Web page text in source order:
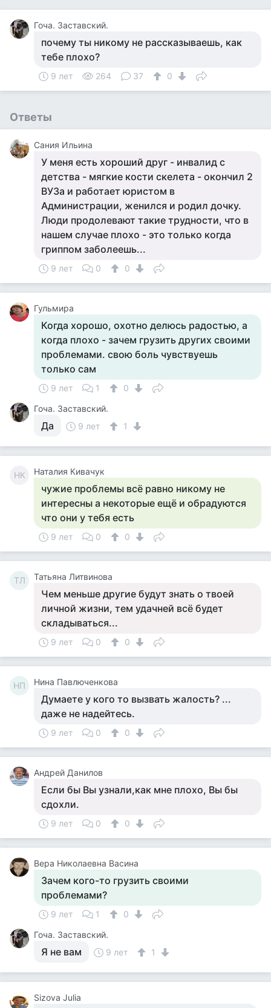
Гоча. Заставский.
почему ты никому не рассказываешь, как
тебе плохо?
9 лет 264 37 0
Ответы
Сания Ильина
У меня есть хороший друг - инвалид с
детства - мягкие кости скелета - окончил 2
ВУЗа и работает юристом в
Администрации, женился и родил дочку.
Люди продолевают такие трудности, что в
нашем случае плохо - это только когда
гриппом заболеешь...
9 лет 0 0
Гульмира
Когда хорошо, охотно делюсь радостью, а
когда плохо - зачем грузить других своими
проблемами. свою боль чувствуешь
только сам
9 лет 1
0
Гоча. Заставский.
Да 9 лет 1
НК Наталия Кивачук
чужие проблемы всё равно никому не
интересны а некоторые ещё и обрадуются
что они у тебя есть
9 лет 0 0
ТЛ Татьяна Литвинова
Чем меньше другие будут знать о твоей
личной жизни, тем удачней всё будет
складываться...
9 лет 0 0
НП Нина Павлюченкова
Думаете у кого то вызвать жалость? ...
даже не надейтесь.
9 лет 0 0
Андрей Данилов
Если бы Вы узнали,как мне плохо, Вы бы
сдохли.
9 лет 0 0
Вера Николаевна Васина
Зачем кого-то грузить своими
проблемами?
9 лет 1
0
Гоча. Заставский.
Я не вам 9 лет 1
Sizova Julia